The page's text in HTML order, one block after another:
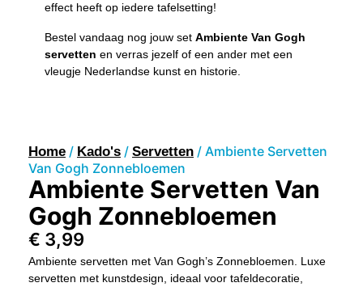
effect heeft op iedere tafelsetting!
Bestel vandaag nog jouw set Ambiente Van Gogh
servetten en verras jezelf of een ander met een
vleugje Nederlandse kunst en historie.
Home / Kado's / Servetten / Ambiente Servetten
Van Gogh Zonnebloemen
Ambiente Servetten Van
Gogh Zonnebloemen
€ 3,99
Ambiente servetten met Van Gogh’s Zonnebloemen. Luxe
servetten met kunstdesign, ideaal voor tafeldecoratie,